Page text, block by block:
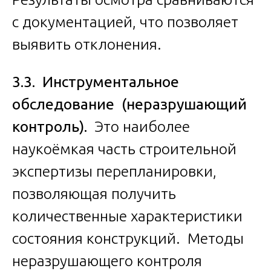
с документацией, что позволяет
выявить отклонения.
3.3. Инструментальное
обследование (неразрушающий
контроль). Это наиболее
наукоёмкая часть строительной
экспертизы перепланировки,
позволяющая получить
количественные характеристики
состояния конструкций. Методы
неразрушающего контроля